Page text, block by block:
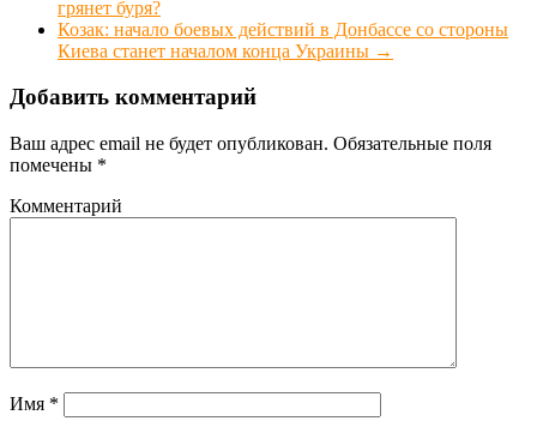
грянет буря?
Козак: начало боевых действий в Донбассе со стороны
Киева станет началом конца Украины →
Добавить комментарий
Ваш адрес email не будет опубликован. Обязательные поля
помечены *
Комментарий
Имя *